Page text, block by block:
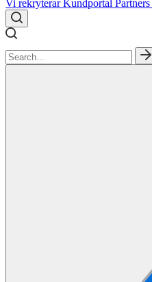
Vi rekryterarKundportal Partners